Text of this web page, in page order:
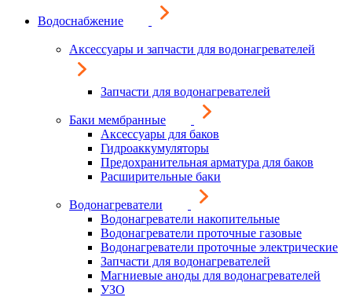
Водоснабжение
Аксессуары и запчасти для водонагревателей
Запчасти для водонагревателей
Баки мембранные
Аксессуары для баков
Гидроаккумуляторы
Предохранительная арматура для баков
Расширительные баки
Водонагреватели
Водонагреватели накопительные
Водонагреватели проточные газовые
Водонагреватели проточные электрические
Запчасти для водонагревателей
Магниевые аноды для водонагревателей
УЗО